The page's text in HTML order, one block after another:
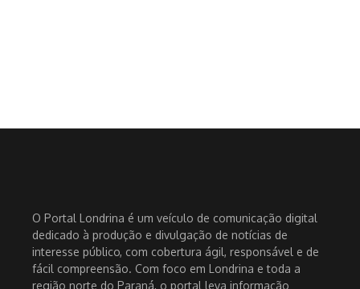
O Portal Londrina é um veículo de comunicação digital
dedicado à produção e divulgação de notícias de
interesse público, com cobertura ágil, responsável e de
fácil compreensão. Com foco em Londrina e toda a
região norte do Paraná, o portal leva informação